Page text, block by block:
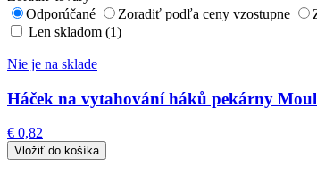
Odporúčané
Zoradiť podľa ceny vzostupne
Len skladom (1)
Nie je na sklade
Háček na vytahování háků pekárny
€ 0,82